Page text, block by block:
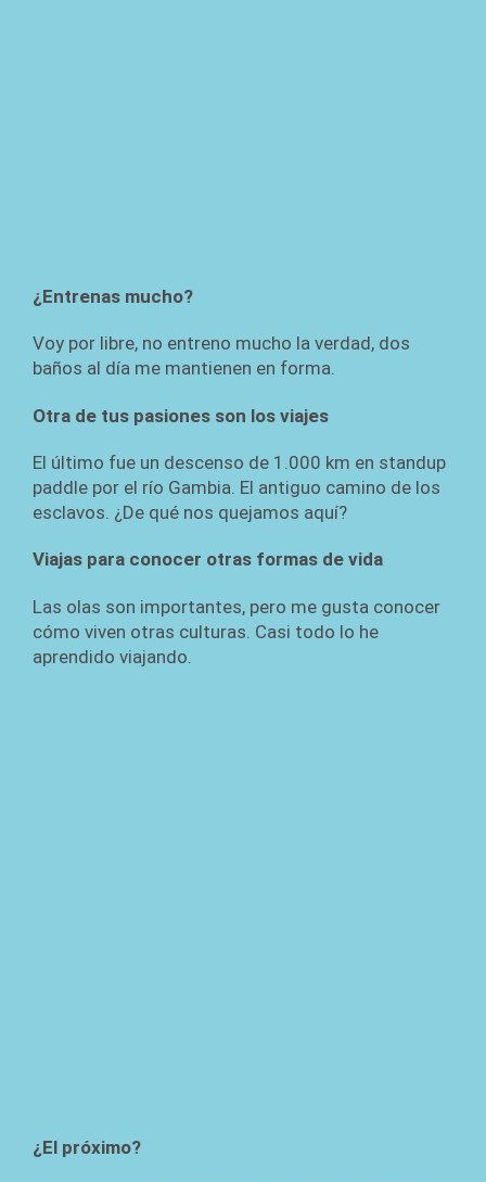
¿Entrenas mucho?
Voy por libre, no entreno mucho la verdad, dos
baños al día me mantienen en forma.
Otra de tus pasiones son los viajes
El último fue un descenso de 1.000 km en standup
paddle por el río Gambia. El antiguo camino de los
esclavos. ¿De qué nos quejamos aquí?
Viajas para conocer otras formas de vida
Las olas son importantes, pero me gusta conocer
cómo viven otras culturas. Casi todo lo he
aprendido viajando.
¿El próximo?